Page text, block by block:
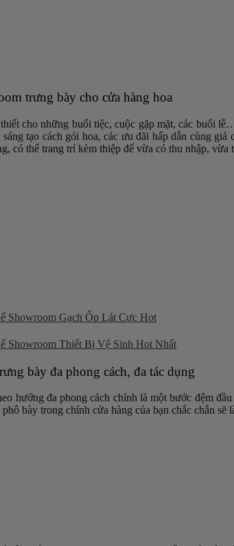
trưng bày cho cửa hàng hoa
cho những buổi tiệc, cuộc gặp mặt, các buổi
tạo cách gói hoa, các ưu đãi hấp dẫn cùng
có thể trang trí kèm thiệp để vừa có thu nhập, vừa
Showroom Gạch Ốp Lát Cực Hot
Showroom Thiết Bị Vệ Sinh Hot Nhất
bày đa phong cách, đa tác dụng
hướng đa phong cách chính là một bước đệm
bày trong chính cửa hàng của bạn chắc chắn